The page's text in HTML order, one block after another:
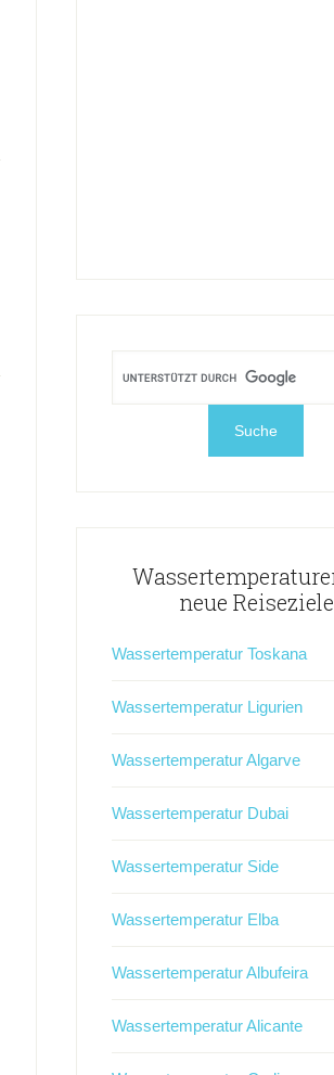
neue Reiseziele
Wassertemperatur Toskana
Wassertemperatur Ligurien
Wassertemperatur Algarve
Wassertemperatur Dubai
Wassertemperatur Side
Wassertemperatur Elba
Wassertemperatur Albufeira
Wassertemperatur Alicante